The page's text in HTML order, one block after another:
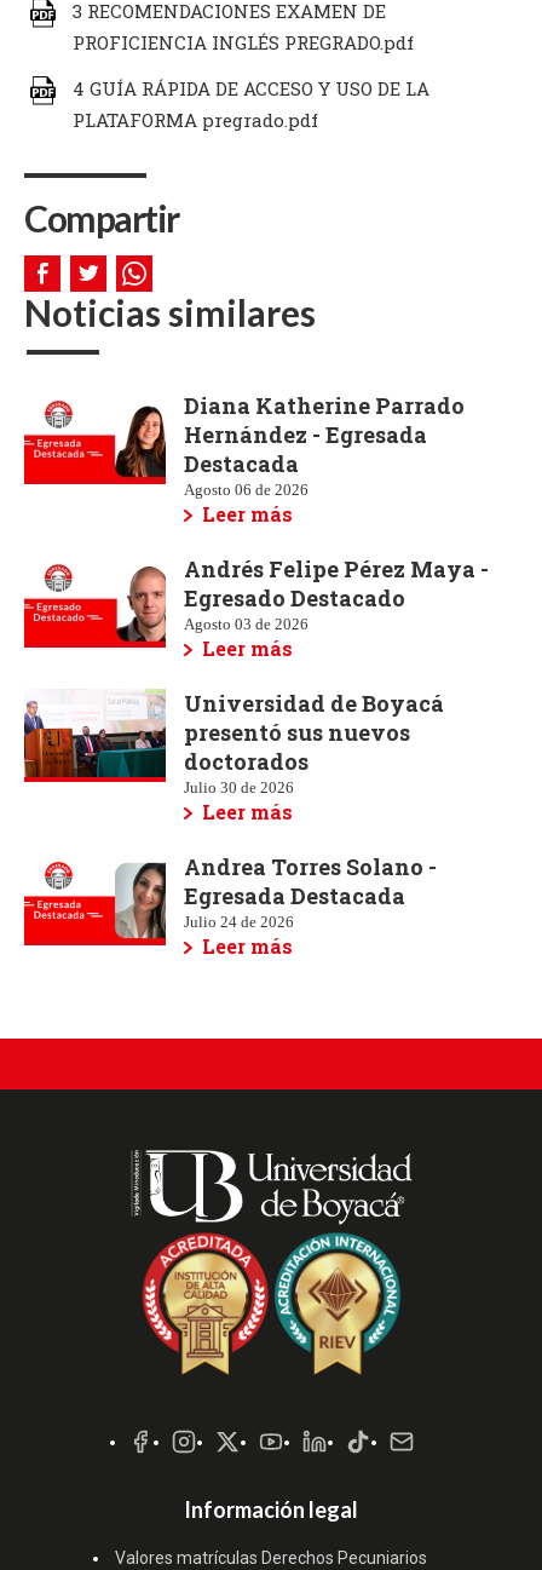
3 RECOMENDACIONES EXAMEN DE
PROFICIENCIA INGLÉS PREGRADO.pdf
4 GUÍA RÁPIDA DE ACCESO Y USO DE LA
PLATAFORMA pregrado.pdf
Compartir
Noticias similares
Diana Katherine Parrado
Hernández - Egresada
Destacada
Agosto 06 de 2026
Leer más
Andrés Felipe Pérez Maya -
Egresado Destacado
Agosto 03 de 2026
Leer más
Universidad de Boyacá
presentó sus nuevos
doctorados
Julio 30 de 2026
Leer más
Andrea Torres Solano -
Egresada Destacada
Julio 24 de 2026
Leer más
Sociales
Información legal
Valores matrículas Derechos Pecuniarios